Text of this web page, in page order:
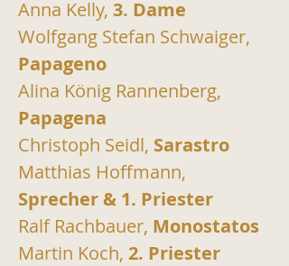
Anna Kelly, 3. Dame
Wolfgang Stefan Schwaiger,
Papageno
Alina König Rannenberg,
Papagena
Christoph Seidl, Sarastro
Matthias Hoffmann,
Sprecher & 1. Priester
Ralf Rachbauer, Monostatos
Martin Koch, 2. Priester